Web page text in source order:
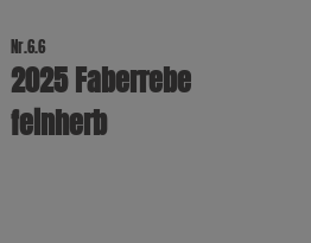
Nr.6.6
2025 Faberrebe
feinherb